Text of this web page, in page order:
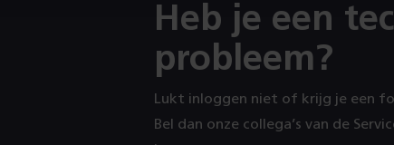
Heb je een
probleem?
Lukt inloggen niet of krijg je een
Bel dan onze collega’s van de